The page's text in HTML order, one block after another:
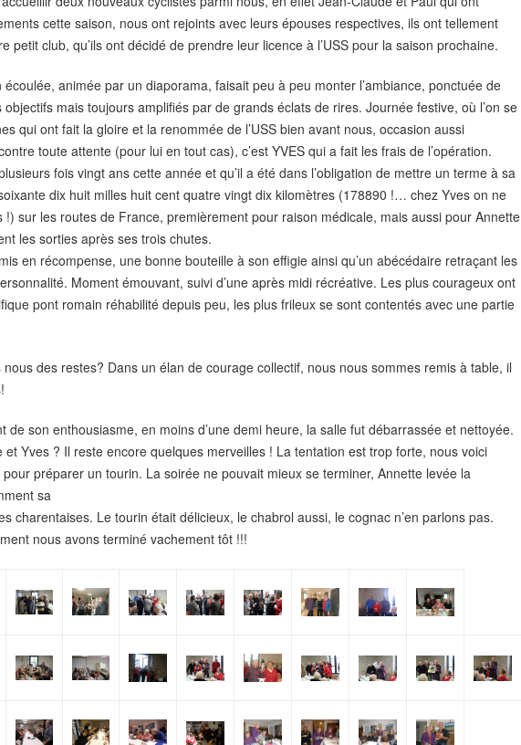
cette saison, nous ont rejoints avec leurs épouses respectives, ils ont tellement
petit club, qu’ils ont décidé de prendre leur licence à l’USS pour la saison prochaine.
animée par un diaporama, faisait peu à peu monter l’ambiance, ponctuée de
mais toujours amplifiés par de grands éclats de rires. Journée festive, où l’on se
qui ont fait la gloire et la renommée de l’USS bien avant nous, occasion aussi
toute attente (pour lui en tout cas), c’est YVES qui a fait les frais de l’opération.
fois vingt ans cette année et qu’il a été dans l’obligation de mettre un terme à sa
dix huit milles huit cent quatre vingt dix kilomètres (178890 !… chez Yves on ne
!) sur les routes de France, premièrement pour raison médicale, mais aussi pour Annette
les sorties après ses trois chutes.
en récompense, une bonne bouteille à son effigie ainsi qu’un abécédaire retraçant les
Moment émouvant, suivi d’une après midi récréative. Les plus courageux ont
pont romain réhabilité depuis peu, les plus frileux se sont contentés avec une partie
des restes? Dans un élan de courage collectif, nous nous sommes remis à table, il
de son enthousiasme, en moins d’une demi heure, la salle fut débarrassée et nettoyée.
et Yves ? Il reste encore quelques merveilles ! La tentation est trop forte, nous voici
préparer un tourin. La soirée ne pouvait mieux se terminer, Annette levée la
sa
charentaises. Le tourin était délicieux, le chabrol aussi, le cognac n’en parlons pas.
nous avons terminé vachement tôt !!!